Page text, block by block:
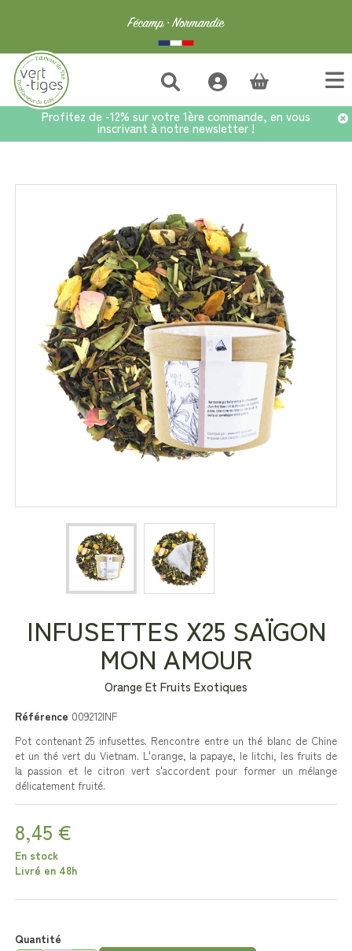
Profitez de -12% sur votre 1ère commande, en vous
inscrivant à notre newsletter !
Thés en infusette > Infusettes x25 Saïgon Mon Amour
INFUSETTES X25 SAÏGON
MON AMOUR
Orange Et Fruits Exotiques
Référence 009212INF
Pot contenant 25 infusettes. Rencontre entre un thé blanc de Chine
et un thé vert du Vietnam. L'orange, la papaye, le litchi, les fruits de
la passion et le citron vert s'accordent pour former un mélange
délicatement fruité.
8,45 €
En stock
Livré en 48h
Quantité